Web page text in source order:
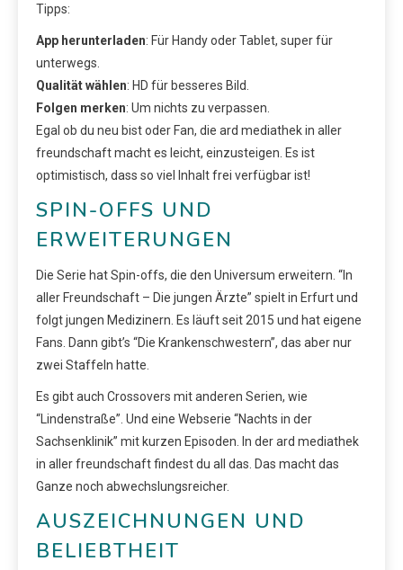
Tipps:
App herunterladen: Für Handy oder Tablet, super für
unterwegs.
Qualität wählen: HD für besseres Bild.
Folgen merken: Um nichts zu verpassen.
Egal ob du neu bist oder Fan, die ard mediathek in aller
freundschaft macht es leicht, einzusteigen. Es ist
optimistisch, dass so viel Inhalt frei verfügbar ist!
SPIN-OFFS UND
ERWEITERUNGEN
Die Serie hat Spin-offs, die den Universum erweitern. “In
aller Freundschaft – Die jungen Ärzte” spielt in Erfurt und
folgt jungen Medizinern. Es läuft seit 2015 und hat eigene
Fans. Dann gibt’s “Die Krankenschwestern”, das aber nur
zwei Staffeln hatte.
Es gibt auch Crossovers mit anderen Serien, wie
“Lindenstraße”. Und eine Webserie “Nachts in der
Sachsenklinik” mit kurzen Episoden. In der ard mediathek
in aller freundschaft findest du all das. Das macht das
Ganze noch abwechslungsreicher.
AUSZEICHNUNGEN UND
BELIEBTHEIT